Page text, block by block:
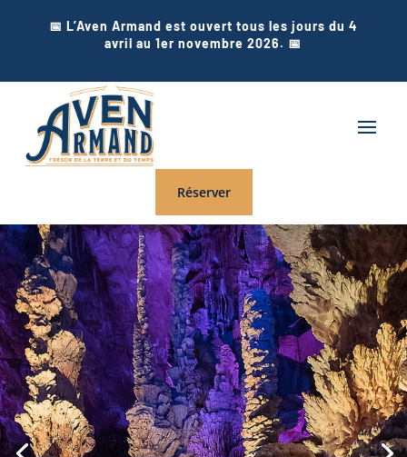
📅 L’Aven Armand est ouvert tous les jours du 4
avril au 1er novembre 2026. 📅
Réserver